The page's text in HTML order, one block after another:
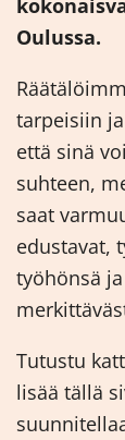
Oulussa.
tarpeisiin
että sinä
suhteen,
saat
edustavat,
työhönsä
Tutustu
lisää tällä